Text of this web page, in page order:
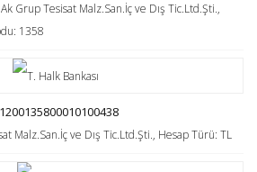
Grup Tesisat Malz.San.İç ve Dış Tic.Ltd.Şti.,
1358
Malz.San.İç ve Dış Tic.Ltd.Şti., Hesap Türü: TL